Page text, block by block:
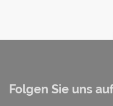
Folgen Sie uns